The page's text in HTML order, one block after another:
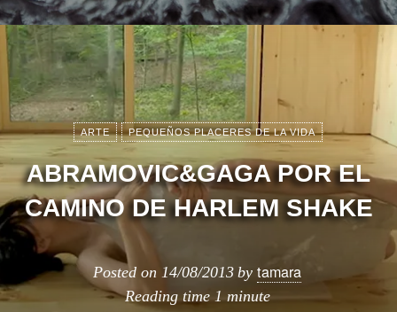
ARTE PEQUEÑOS PLACERES DE LA VIDA
ABRAMOVIC&GAGA POR EL
CAMINO DE HARLEM SHAKE
Posted on 14/08/2013 by tamara
Reading time 1 minute